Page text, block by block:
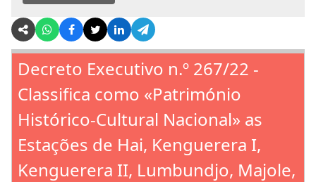
Decreto Executivo n.º 267/22 -
Classifica como «Património
Histórico-Cultural Nacional» as
Estações de Hai, Kenguerera I,
Kenguerera II, Lumbundjo, Majole,